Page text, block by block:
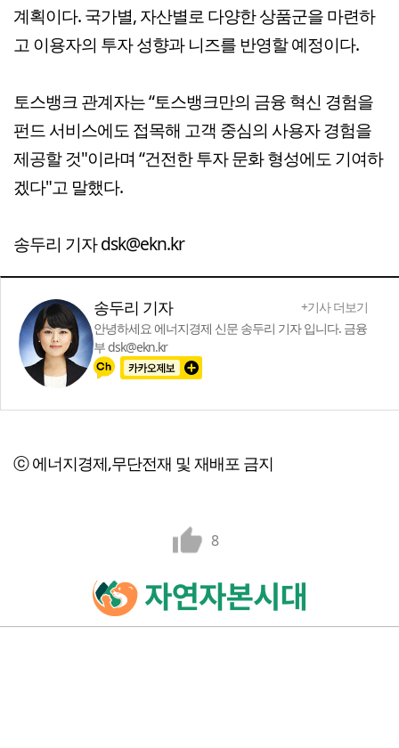
계획이다. 국가별, 자산별로 다양한 상품군을 마련하
고 이용자의 투자 성향과 니즈를 반영할 예정이다.
토스뱅크 관계자는 “토스뱅크만의 금융 혁신 경험을
펀드 서비스에도 접목해 고객 중심의 사용자 경험을
제공할 것"이라며 “건전한 투자 문화 형성에도 기여하
겠다"고 말했다.
송두리 기자 dsk@ekn.kr
송두리 기자
+기사 더보기
안녕하세요 에너지경제 신문 송두리 기자 입니다. 금융
부 dsk@ekn.kr
ⓒ 에너지경제,무단전재 및 재배포 금지
8